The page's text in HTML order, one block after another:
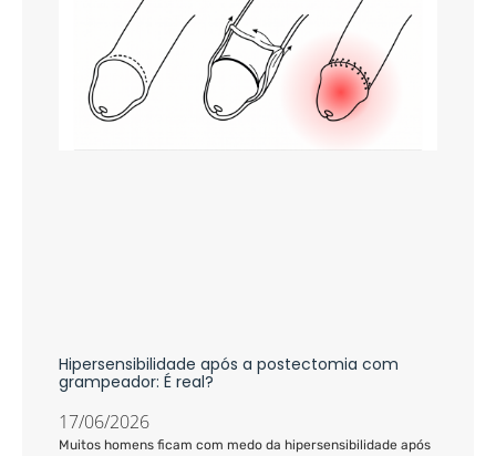
Hipersensibilidade após a postectomia com
grampeador: É real?
17/06/2026
Muitos homens ficam com medo da hipersensibilidade após